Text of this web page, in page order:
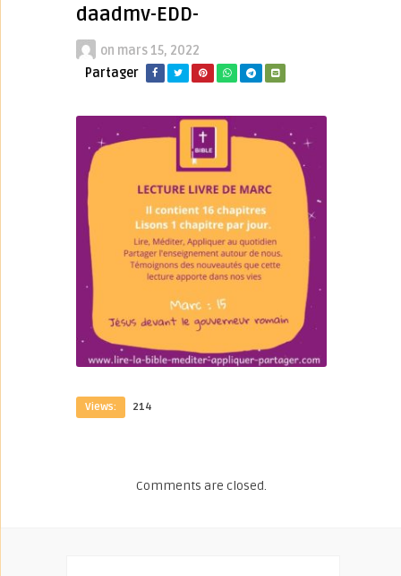
daadmv-EDD-
on mars 15, 2022
Partager
Views: 214
Comments are closed.